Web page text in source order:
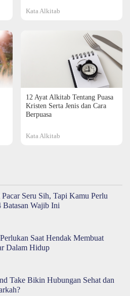
Kata Alkitab
12 Ayat Alkitab Tentang Puasa
Kristen Serta Jenis dan Cara
Berpuasa
Kata Alkitab
Seru Sih, Tapi Kamu Perlu
Batasan Wajib Ini
Saat Hendak Membuat
Dalam Hidup
Take Bikin Hubungan Sehat dan